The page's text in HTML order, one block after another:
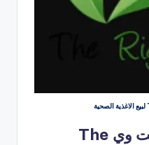
كود خصم متجر ذا رايت وي The